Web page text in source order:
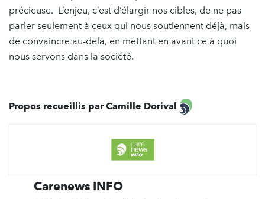
précieuse. L’enjeu, c’est d’élargir nos cibles, de ne pas
parler seulement à ceux qui nous soutiennent déjà, mais
de convaincre au-delà, en mettant en avant ce à quoi
nous servons dans la société.
Propos recueillis par Camille Dorival
Carenews INFO